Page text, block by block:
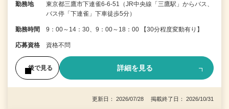
勤務地
東京都三鷹市下連雀6‐6‐51（JR中央線「三鷹駅」からバス、
バス停「下連雀」下車徒歩5分）
勤務時間 9：00～14：30、9：00～18：00 【30分程度変動有り】
応募資格 資格不問
後で見る 詳細を見る
更新日： 2026/07/28 掲載終了日： 2026/10/31